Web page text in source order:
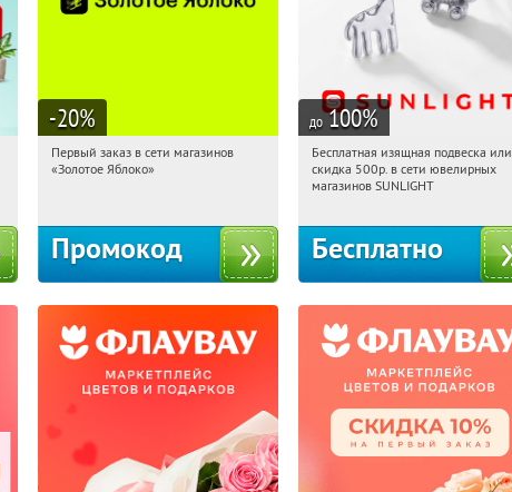
-20%
08:51:31
Получи первым!
Первый заказ в сети магазинов
«Золотое Яблоко»
Промокод
до 100%
08:51:31 Получили:
Россия
Бесплатная изящная подвеска или
скидка 500р. в сети ювелирных
магазинов SUNLIGHT
Бесплатно